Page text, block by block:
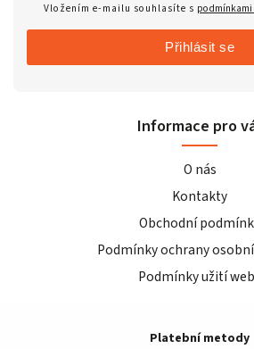
Vložením e-mailu souhlasíte s podmínkami
Přihlásit se
Informace pro
O nás
Kontakty
Obchodní
Podmínky ochrany
Podmínky užití
Platební metody